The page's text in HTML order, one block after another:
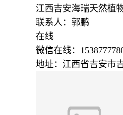
江西吉安海瑞天然植
联系人：郭鹏
在线
微信在线：
地址：江西省吉安市